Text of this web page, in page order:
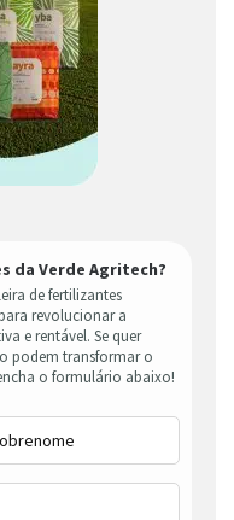
da Verde Agritech?
de fertilizantes
revolucionar a
e rentável. Se quer
podem transformar o
o formulário abaixo!